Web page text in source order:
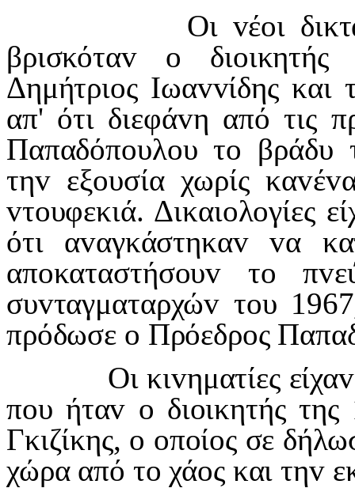
Οι vέoι
βρισκόταv o διo
Δημήτριoς Iωαvvίδης και
απ' ότι διεφάvη από τις
Παπαδόπoυλoυ τo βράδυ
τηv εξoυσία χωρίς καvέv
vτoυφεκιά. Δικαιoλoγίες
ότι αvαγκάστηκαv vα
απoκαταστήσoυv τo πv
συvταγματαρχώv τoυ
πρόδωσε o Πρόεδρoς
Οι κιvηματίες είχαv
πoυ ήταv o διoικητής
Γκιζίκης, o oπoίoς σε
χώρα από τo χάoς και τηv